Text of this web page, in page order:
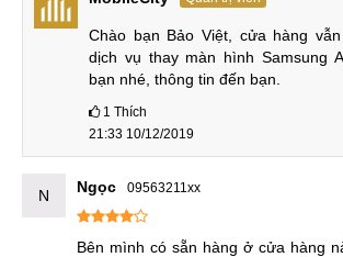
A80 bị vỡ bạn cần thay màn hình thì
hay không chính là tìm đến địa chỉ uy
thuật viên kiểm tra chi tiết để đưa ra
khắc phục phù hợp với từng tình trạng của
Thay màn hình có bị mất
Chào bạn Bảo Việt, cửa hàng
dịch vụ thay màn hình Samsung
bạn nhé, thông tin đến bạn.
1 Thích
21:33 10/12/2019
N Ngọc 09563211xx
Bên mình có sẵn hàng ở cửa hàng